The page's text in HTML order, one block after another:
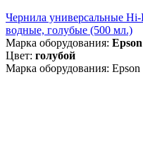
Чернила универсальные
водные, голубые (500 мл.)
Марка оборудования: Epson
Цвет: голубой
Марка оборудования: